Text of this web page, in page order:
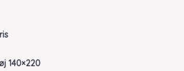
140×220